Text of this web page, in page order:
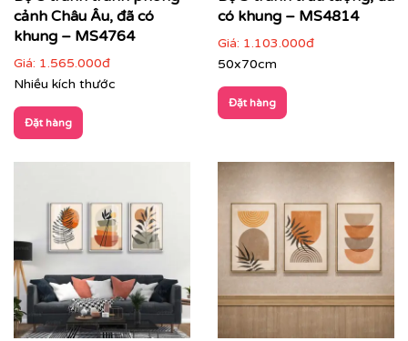
cảnh Châu Âu, đã có
khung – MS4764
Giá: 1.565.000đ
Nhiều kích thước
Đặt hàng
có khung – MS4814
Giá: 1.103.000đ
50x70cm
Đặt hàng